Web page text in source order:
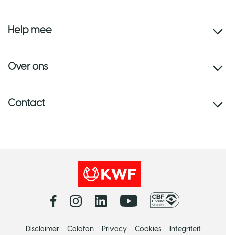
Help mee
Over ons
Contact
Disclaimer Colofon Privacy Cookies Integriteit